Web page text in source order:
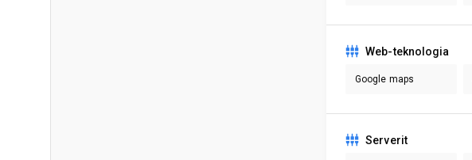
Web-teknologia
Google maps
Serverit